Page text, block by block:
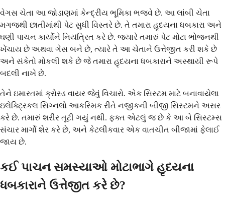
વેગસ ચેતા આ જોડાણમાં કેન્દ્રીય ભૂમિકા ભજવે છે. આ લાંબી ચેતા
મગજથી છાતીમાંથી પેટ સુધી વિસ્તરે છે. તે તમારા હૃદયના ધબકારા અને
ઘણી પાચન કાર્યોને નિયંત્રિત કરે છે. જ્યારે તમારું પેટ મોટા ભોજનથી
ખેંચાય છે અથવા ગેસ બને છે, ત્યારે તે આ ચેતાને ઉત્તેજીત કરી શકે છે
અને સંકેતો મોકલી શકે છે જે તમારા હૃદયના ધબકારાને અસ્થાયી રૂપે
બદલી નાખે છે.
તેને ઇમારતમાં ક્રોસ્ડ વાયર જેવું વિચારો. એક સિસ્ટમ માટે બનાવાયેલા
ઇલેક્ટ્રિકલ સિગ્નલો આકસ્મિક રીતે નજીકની બીજી સિસ્ટમને અસર
કરે છે. તમારું શરીર તૂટી ગયું નથી. ફક્ત એટલું જ છે કે આ બે સિસ્ટમ્સ
સંચાર માર્ગો શેર કરે છે, અને કેટલીકવાર એક વાતચીત બીજામાં ફેલાઈ
જાય છે.
કઈ પાચન સમસ્યાઓ મોટાભાગે હૃદયના
ધબકારાને ઉત્તેજીત કરે છે?